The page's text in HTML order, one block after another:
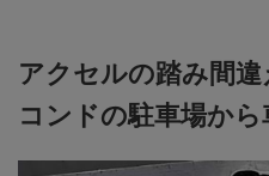
アクセルの踏み間
コンドの駐車場から